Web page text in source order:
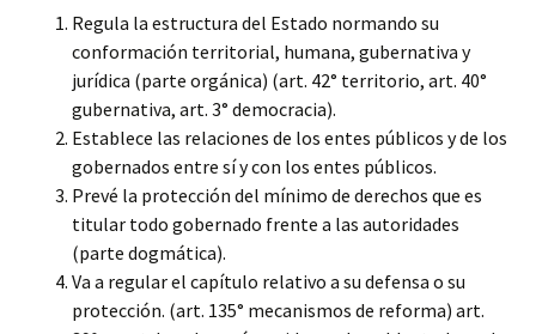
Regula la estructura del Estado normando su
conformación territorial, humana, gubernativa y
jurídica (parte orgánica) (art. 42° territorio, art. 40°
gubernativa, art. 3° democracia).
Establece las relaciones de los entes públicos y de los
gobernados entre sí y con los entes públicos.
Prevé la protección del mínimo de derechos que es
titular todo gobernado frente a las autoridades
(parte dogmática).
Va a regular el capítulo relativo a su defensa o su
protección. (art. 135° mecanismos de reforma) art.